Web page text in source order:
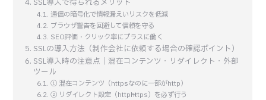
SSL導入で得られるメリット
通信の暗号化で情報漏えいリスクを低減
ブラウザ警告を回避して信頼を守る
SEO評価・クリック率にプラスに働く
SSLの導入方法（制作会社に依頼する場合の確認ポイント）
SSL導入時の注意点｜混在コンテンツ・リダイレクト・外部
ツール
① 混在コンテンツ（httpsなのに一部がhttp）
② リダイレクト設定（http→https）を必ず行う